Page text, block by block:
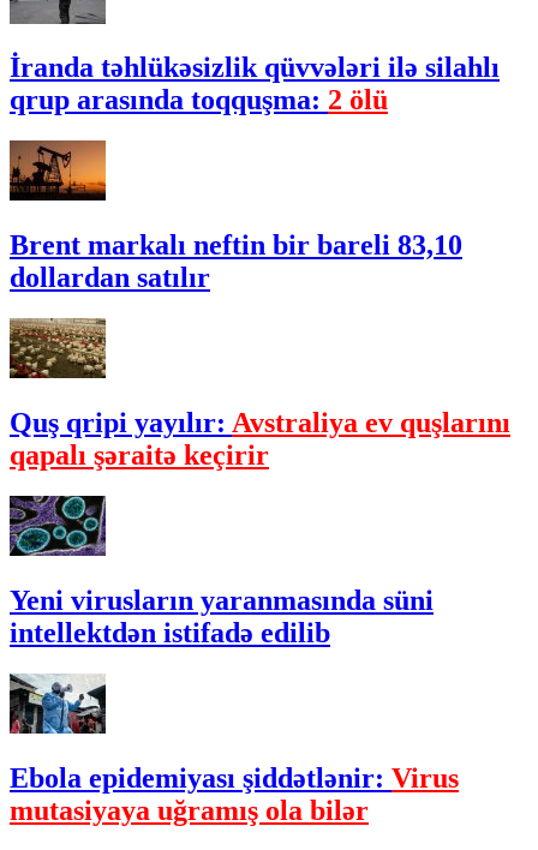
İranda təhlükəsizlik qüvvələri ilə silahlı
qrup arasında toqquşma: 2 ölü
Brent markalı neftin bir bareli 83,10
dollardan satılır
Quş qripi yayılır: Avstraliya ev quşlarını
qapalı şəraitə keçirir
Yeni virusların yaranmasında süni
intellektdən istifadə edilib
Ebola epidemiyası şiddətlənir: Virus
mutasiyaya uğramış ola bilər